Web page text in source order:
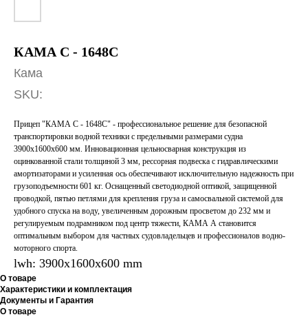
КАМА С - 1648С
Кама
SKU:
Прицеп "КАМА C - 1648С" - профессиональное решение для безопасной
транспортировки водной техники с предельными размерами судна
3900х1600х600 мм. Инновационная цельносварная конструкция из
оцинкованной стали толщиной 3 мм, рессорная подвеска с гидравлическими
амортизаторами и усиленная ось обеспечивают исключительную надежность при
грузоподъемности 601 кг. Оснащенный светодиодной оптикой, защищенной
проводкой, пятью петлями для крепления груза и самосвальной системой для
удобного спуска на воду, увеличенным дорожным просветом до 232 мм и
регулируемым подрамником под центр тяжести, КАМА А становится
оптимальным выбором для частных судовладельцев и профессионалов водно-
моторного спорта.
lwh: 3900x1600x600 mm
О товаре
Характеристики и комплектация
Документы и Гарантия
О товаре